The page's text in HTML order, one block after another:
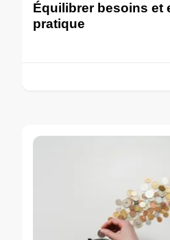
Équilibrer besoins et
pratique